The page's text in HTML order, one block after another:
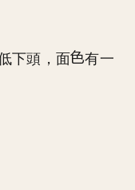
下頭，面
有一